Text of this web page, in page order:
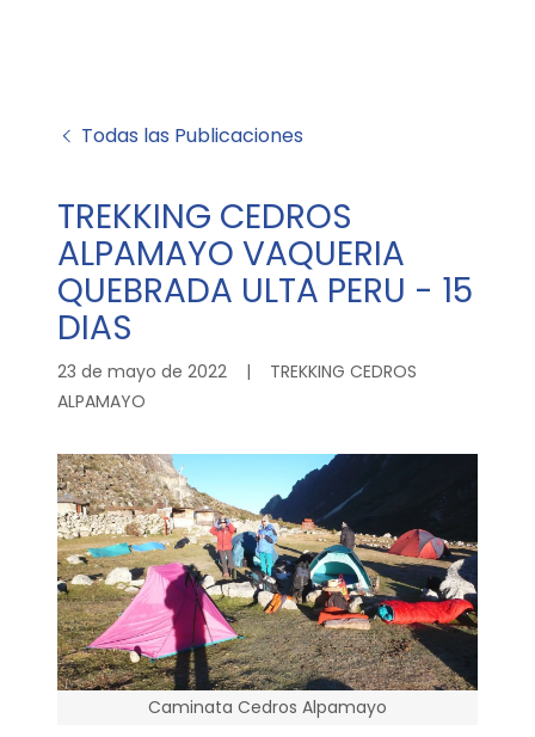
Todas las Publicaciones
TREKKING CEDROS
ALPAMAYO VAQUERIA
QUEBRADA ULTA PERU - 15
DIAS
23 de mayo de 2022 |
TREKKING CEDROS
ALPAMAYO
Caminata Cedros Alpamayo